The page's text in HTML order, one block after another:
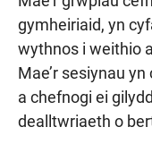
gymheiriaid, yn
wythnos i weithio
Mae’r sesiynau
a chefnogi ei
dealltwriaeth o